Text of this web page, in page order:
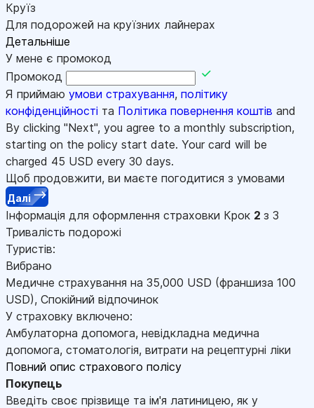
Круїз
Для подорожей на круїзних лайнерах
Детальніше
У мене є промокод
Промокод
Я приймаю умови страхування, політику
конфіденційності та Політика повернення коштів and
By clicking "Next", you agree to a monthly subscription,
starting on the policy start date. Your card will be
charged 45 USD every 30 days.
Щоб продовжити, ви маєте погодитися з умовами
Далі
Інформація для оформлення страховки Крок 2 з 3
Тривалість подорожі
Туристів:
Вибрано
Медичне страхування на 35,000 USD (франшиза 100
USD), Спокійний відпочинок
У страховку включено:
Амбулаторна допомога, невідкладна медична
допомога, стоматологія, витрати на рецептурні ліки
Повний опис страхового полісу
Покупець
Введіть своє прізвище та ім'я латиницею, як у